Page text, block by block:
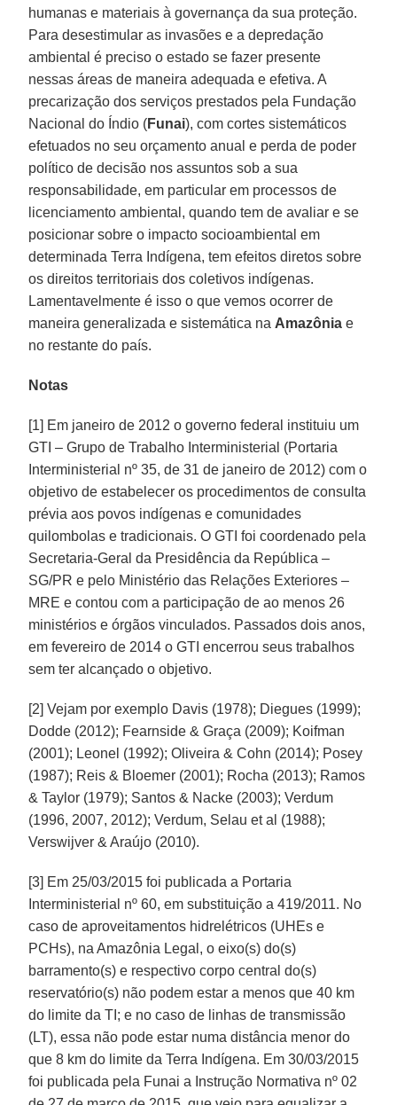
humanas e materiais à governança da sua proteção.
Para desestimular as invasões e a depredação
ambiental é preciso o estado se fazer presente
nessas áreas de maneira adequada e efetiva. A
precarização dos serviços prestados pela Fundação
Nacional do Índio (Funai), com cortes sistemáticos
efetuados no seu orçamento anual e perda de poder
político de decisão nos assuntos sob a sua
responsabilidade, em particular em processos de
licenciamento ambiental, quando tem de avaliar e se
posicionar sobre o impacto socioambiental em
determinada Terra Indígena, tem efeitos diretos sobre
os direitos territoriais dos coletivos indígenas.
Lamentavelmente é isso o que vemos ocorrer de
maneira generalizada e sistemática na Amazônia e
no restante do país.
Notas
[1] Em janeiro de 2012 o governo federal instituiu um
GTI – Grupo de Trabalho Interministerial (Portaria
Interministerial nº 35, de 31 de janeiro de 2012) com o
objetivo de estabelecer os procedimentos de consulta
prévia aos povos indígenas e comunidades
quilombolas e tradicionais. O GTI foi coordenado pela
Secretaria-Geral da Presidência da República –
SG/PR e pelo Ministério das Relações Exteriores –
MRE e contou com a participação de ao menos 26
ministérios e órgãos vinculados. Passados dois anos,
em fevereiro de 2014 o GTI encerrou seus trabalhos
sem ter alcançado o objetivo.
[2] Vejam por exemplo Davis (1978); Diegues (1999);
Dodde (2012); Fearnside & Graça (2009); Koifman
(2001); Leonel (1992); Oliveira & Cohn (2014); Posey
(1987); Reis & Bloemer (2001); Rocha (2013); Ramos
& Taylor (1979); Santos & Nacke (2003); Verdum
(1996, 2007, 2012); Verdum, Selau et al (1988);
Verswijver & Araújo (2010).
[3] Em 25/03/2015 foi publicada a Portaria
Interministerial nº 60, em substituição a 419/2011. No
caso de aproveitamentos hidrelétricos (UHEs e
PCHs), na Amazônia Legal, o eixo(s) do(s)
barramento(s) e respectivo corpo central do(s)
reservatório(s) não podem estar a menos que 40 km
do limite da TI; e no caso de linhas de transmissão
(LT), essa não pode estar numa distância menor do
que 8 km do limite da Terra Indígena. Em 30/03/2015
foi publicada pela Funai a Instrução Normativa nº 02